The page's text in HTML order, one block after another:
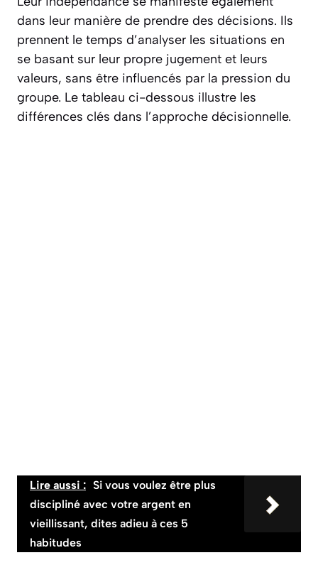
dans leur manière de prendre des décisions. Ils
prennent le temps d’analyser les situations en
se basant sur leur propre jugement et leurs
valeurs, sans être influencés par la pression du
groupe. Le tableau ci-dessous illustre les
différences clés dans l’approche décisionnelle.
Lire aussi : Si vous voulez être plus
discipliné avec votre argent en
vieillissant, dites adieu à ces 5
habitudes